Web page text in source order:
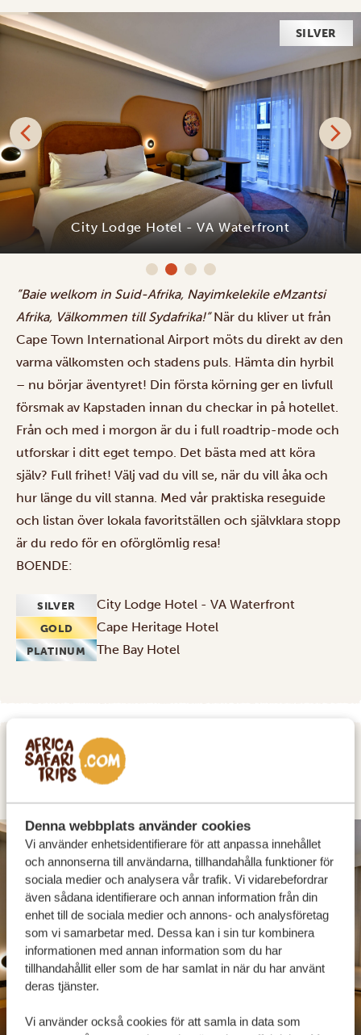
Denna webbplats använder cookies
Vi använder enhetsidentifierare för att anpassa innehållet
och annonserna till användarna, tillhandahålla funktioner för
sociala medier och analysera vår trafik. Vi vidarebefordrar
även sådana identifierare och annan information från din
enhet till de sociala medier och annons- och analysföretag
som vi samarbetar med. Dessa kan i sin tur kombinera
informationen med annan information som du har
tillhandahållit eller som de har samlat in när du har använt
deras tjänster.
Vi använder också cookies för att samla in data som
SILVER
City Lodge Hotel - VA Waterfront
”Baie welkom in Suid-Afrika, Nayimkelekile eMzantsi
Afrika, Välkommen till Sydafrika!”När du kliver ut från
Cape Town International Airport möts du direkt av den
varma välkomsten och stadens puls. Hämta din hyrbil
– nu börjar äventyret! Din första körning ger en livfull
försmak av Kapstaden innan du checkar in på hotellet.
Från och med i morgon är du i full roadtrip-mode och
utforskar i ditt eget tempo. Det bästa med att köra
själv? Full frihet! Välj vad du vill se, när du vill åka och
hur länge du vill stanna. Med vår praktiska reseguide
och listan över lokala favoritställen och självklara stopp
är du redo för en oförglömlig resa!
BOENDE:
SILVER City Lodge Hotel - VA Waterfront
GOLD Cape Heritage Hotel
PLATINUM The Bay Hotel
DAG 2
KAPSTADEN
SILVER